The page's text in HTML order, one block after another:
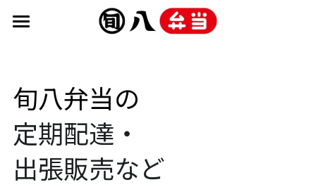
旬八弁当店
旬八青果店
オフィスなど販売
デリバリー
企業
旬八弁当の
定期配達・
出張販売など